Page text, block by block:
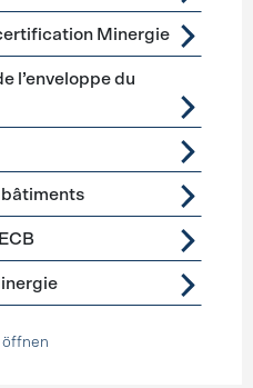
Minergie
l’enveloppe du
bâtiments
öffnen